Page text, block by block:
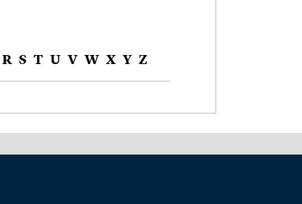
R S T U V W X Y Z